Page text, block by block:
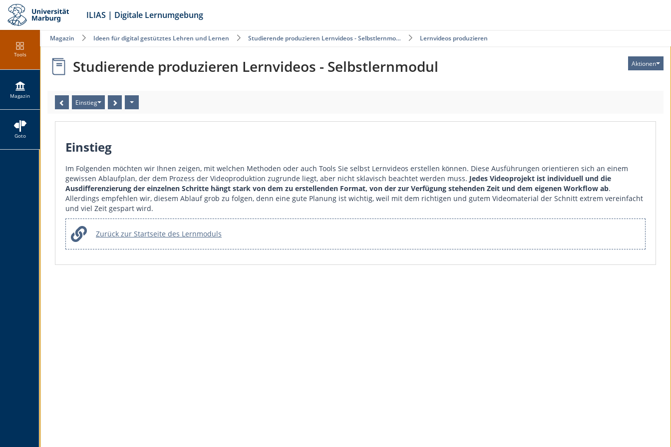
ILIAS | Digitale Lernumgebung
Tools
Magazin
Goto
Magazin Ideen für digital gestütztes Lehren und Lernen Studierende produzieren Lernvideos - Selbstlernmo… Lernvideos produzieren
Aktionen
Studierende produzieren Lernvideos - Selbstlernmodul
Einstieg
Einstieg
Im Folgenden möchten wir Ihnen zeigen, mit welchen Methoden oder auch Tools Sie selbst Lernvideos erstellen können. Diese Ausführungen orientieren sich an einem
gewissen Ablaufplan, der dem Prozess der Videoproduktion zugrunde liegt, aber nicht sklavisch beachtet werden muss. Jedes Videoprojekt ist individuell und die
Ausdifferenzierung der einzelnen Schritte hängt stark von dem zu erstellenden Format, von der zur Verfügung stehenden Zeit und dem eigenen Workflow ab.
Allerdings empfehlen wir, diesem Ablauf grob zu folgen, denn eine gute Planung ist wichtig, weil mit dem richtigen und gutem Videomaterial der Schnitt extrem vereinfacht
und viel Zeit gespart wird.
Zurück zur Startseite des Lernmoduls